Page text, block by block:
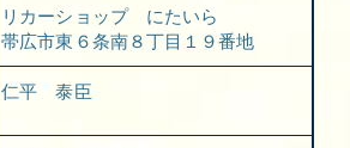
リカーショップ にたいら
帯広市東６条南８丁目１９番地
仁平 泰臣